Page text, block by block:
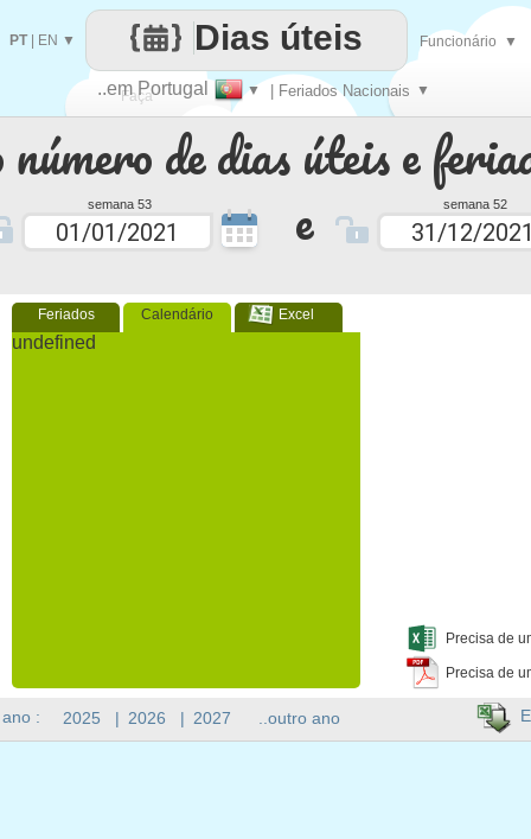
de dias úteis e
semana 53 e semana 52
Feriados Calendário Excel
undefined
Precisa de
Precisa de
Faça
cada
..em Portugal ▼ | Feriados Nacionais ▼
Dias úteis
PT| EN ▼ Funcionário ▼
: 2025 | 2026 | 2027 ..outro ano